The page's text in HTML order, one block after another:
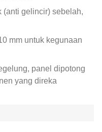
(anti gelincir) sebelah,
mm untuk kegunaan
panel dipotong
yang direka